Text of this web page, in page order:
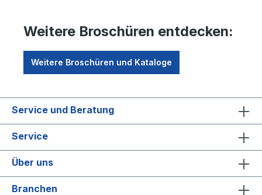
Weitere Broschüren entdecken:
Weitere Broschüren und Kataloge
Service und Beratung
Service
Über uns
Branchen